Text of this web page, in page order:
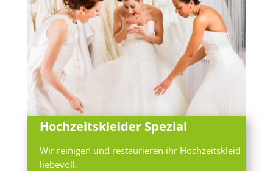
Hochzeitskleider Spezial
Wir reinigen und restaurieren ihr Hochzeitskleid
liebevoll.